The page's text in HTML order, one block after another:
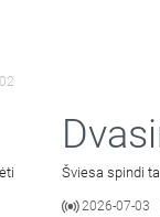
Šviesa spindi
2026-07-03